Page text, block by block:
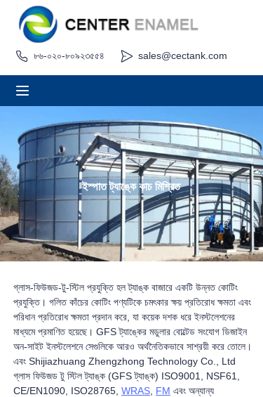
৮৬-০২০-৮০৯২৩৫৫৪ sales@cectank.com
ইস্পাত ট্যাঙ্কে কাচ মিশ্রিত
গ্লাস-ফিউজড-টু-স্টিল প্রযুক্তি হল ট্যাঙ্ক বাজারে একটি উন্নত কোটিং
প্রযুক্তি। গলিত কাঁচের কোটিং পণ্যটিকে চমৎকার ক্ষয় প্রতিরোধ ক্ষমতা এবং
পরিধান প্রতিরোধ ক্ষমতা প্রদান করে, যা কয়েক দশক ধরে ইনস্টলেশনের
মাধ্যমে প্রমাণিত হয়েছে। GFS ট্যাঙ্কের মডুলার বোল্টেড সংযোগ ডিজাইন
অন-সাইট ইনস্টলেশনে সেগুলিকে আরও অর্থনৈতিকভাবে সাশ্রয়ী করে তোলে।
এবং Shijiazhuang Zhengzhong Technology Co., Ltd
গ্লাস ফিউজড টু স্টিল ট্যাঙ্ক (GFS ট্যাঙ্ক) ISO9001, NSF61,
CE/EN1090, ISO28765, WRAS, FM এবং অন্যান্য
বাড়ি
সম্পর্কে
পণ্য
অ্যাপ্লিকেশন
প্রকল্পের কেস
অনুরোধ উদ্ধৃতি
যোগাযোগ